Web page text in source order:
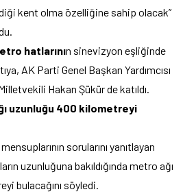
kent olma özelliğine sahip olacak”
hatlarının sinevizyon eşliğinde
AK Parti Genel Başkan Yardımcısı
Hakan Şükür de katıldı.
uzunluğu 400 kilometreyi
sorularını yanıtlayan
uzunluğuna bakıldığında metro ağı
bulacağını söyledi.